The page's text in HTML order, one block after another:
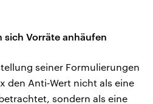
sich Vorräte anhäufen
seiner Formulierungen
den Anti‑Wert nicht als eine
sondern als eine